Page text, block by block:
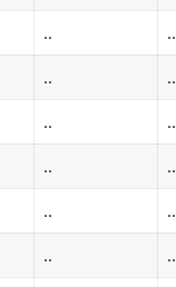
.. ..
.. ..
.. ..
.. ..
.. ..
.. ..